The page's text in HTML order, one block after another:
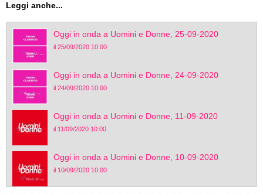
Leggi anche...
Oggi in onda a Uomini e Donne, 25-09-2020
il 25/09/2020 10:00
Oggi in onda a Uomini e Donne, 24-09-2020
il 24/09/2020 10:00
Oggi in onda a Uomini e Donne, 11-09-2020
il 11/09/2020 10:00
Oggi in onda a Uomini e Donne, 10-09-2020
il 10/09/2020 10:00